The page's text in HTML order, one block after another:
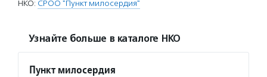
НКО: СРОО "Пункт милосердия"
Узнайте больше в каталоге НКО
Пункт милосердия